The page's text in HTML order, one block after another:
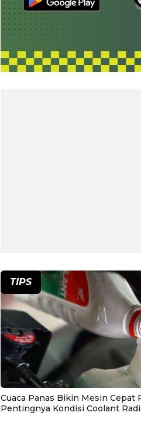
TIPS
Cuaca Panas Bikin Mesin Cepat
Pentingnya Kondisi Coolant